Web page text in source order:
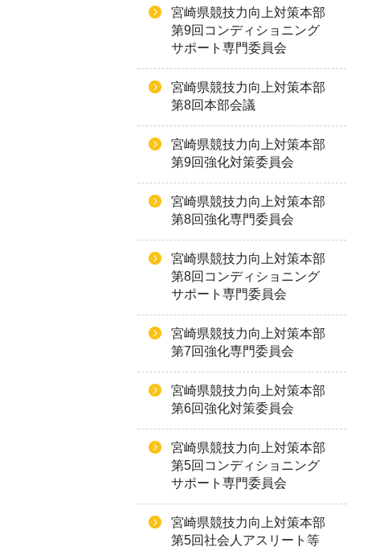
宮崎県競技力向上対策本部
第9回コンディショニング
サポート専門委員会
宮崎県競技力向上対策本部
第8回本部会議
宮崎県競技力向上対策本部
第9回強化対策委員会
宮崎県競技力向上対策本部
第8回強化専門委員会
宮崎県競技力向上対策本部
第8回コンディショニング
サポート専門委員会
宮崎県競技力向上対策本部
第7回強化専門委員会
宮崎県競技力向上対策本部
第6回強化対策委員会
宮崎県競技力向上対策本部
第5回コンディショニング
サポート専門委員会
宮崎県競技力向上対策本部
第5回社会人アスリート等